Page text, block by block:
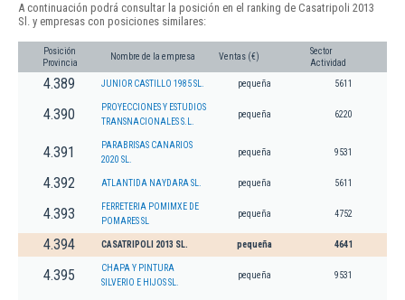
A continuación podrá consultar la posición en el ranking de Casatripoli 2013
Sl. y empresas con posiciones similares:
Posición
Provincia
Nombre de la empresa Ventas (€)
Sector
Actividad
4.389 JUNIOR CASTILLO 1985 SL. pequeña 5611
4.390
PROYECCIONES Y ESTUDIOS
TRANSNACIONALES S.L.
pequeña 6220
4.391
PARABRISAS CANARIOS
2020 SL.
pequeña 9531
4.392 ATLANTIDA NAYDARA SL. pequeña 5611
4.393
FERRETERIA POMIMXE DE
POMARES SL
pequeña 4752
4.394 CASATRIPOLI 2013 SL. pequeña 4641
4.395
CHAPA Y PINTURA
SILVERIO E HIJOS SL.
pequeña 9531